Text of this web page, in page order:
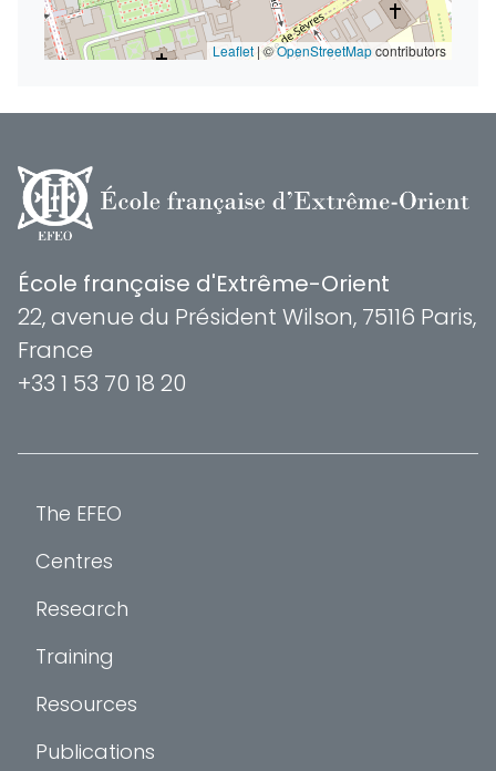
Leaflet|©OpenStreetMapcontributors
École française d'Extrême-Orient
22, avenue du Président Wilson, 75116 Paris,
France
+33 1 53 70 18 20
The EFEO
Centres
Research
Training
Resources
Publications